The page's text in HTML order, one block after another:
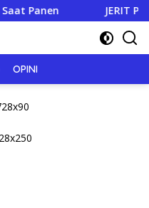
JERIT PILU DARI
OPINI